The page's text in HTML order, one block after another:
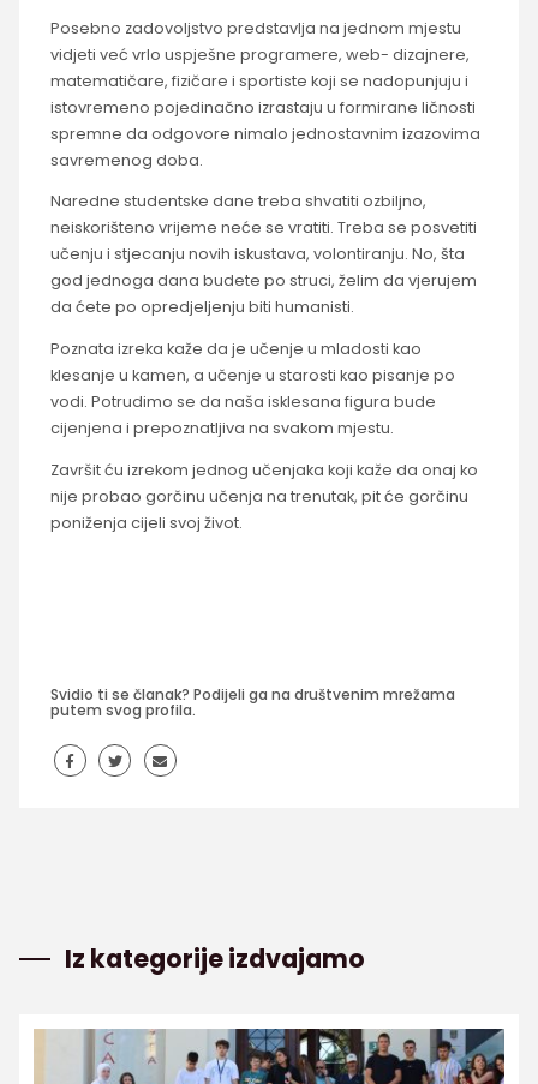
Posebno zadovoljstvo predstavlja na jednom mjestu
vidjeti već vrlo uspješne programere, web- dizajnere,
matematičare, fizičare i sportiste koji se nadopunjuju i
istovremeno pojedinačno izrastaju u formirane ličnosti
spremne da odgovore nimalo jednostavnim izazovima
savremenog doba.
Naredne studentske dane treba shvatiti ozbiljno,
neiskorišteno vrijeme neće se vratiti. Treba se posvetiti
učenju i stjecanju novih iskustava, volontiranju. No, šta
god jednoga dana budete po struci, želim da vjerujem
da ćete po opredjeljenju biti humanisti.
Poznata izreka kaže da je učenje u mladosti kao
klesanje u kamen, a učenje u starosti kao pisanje po
vodi. Potrudimo se da naša isklesana figura bude
cijenjena i prepoznatljiva na svakom mjestu.
Završit ću izrekom jednog učenjaka koji kaže da onaj ko
nije probao gorčinu učenja na trenutak, pit će gorčinu
poniženja cijeli svoj život.
Svidio ti se članak? Podijeli ga na društvenim mrežama
putem svog profila.
Iz kategorije izdvajamo